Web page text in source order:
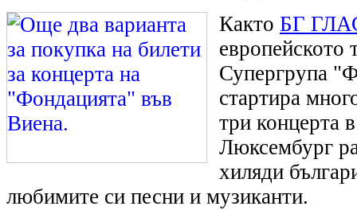
Както БГ
европейското
Супергрупа
стартира
три концерта
Люксембург
хиляди
любимите си песни и музиканти.